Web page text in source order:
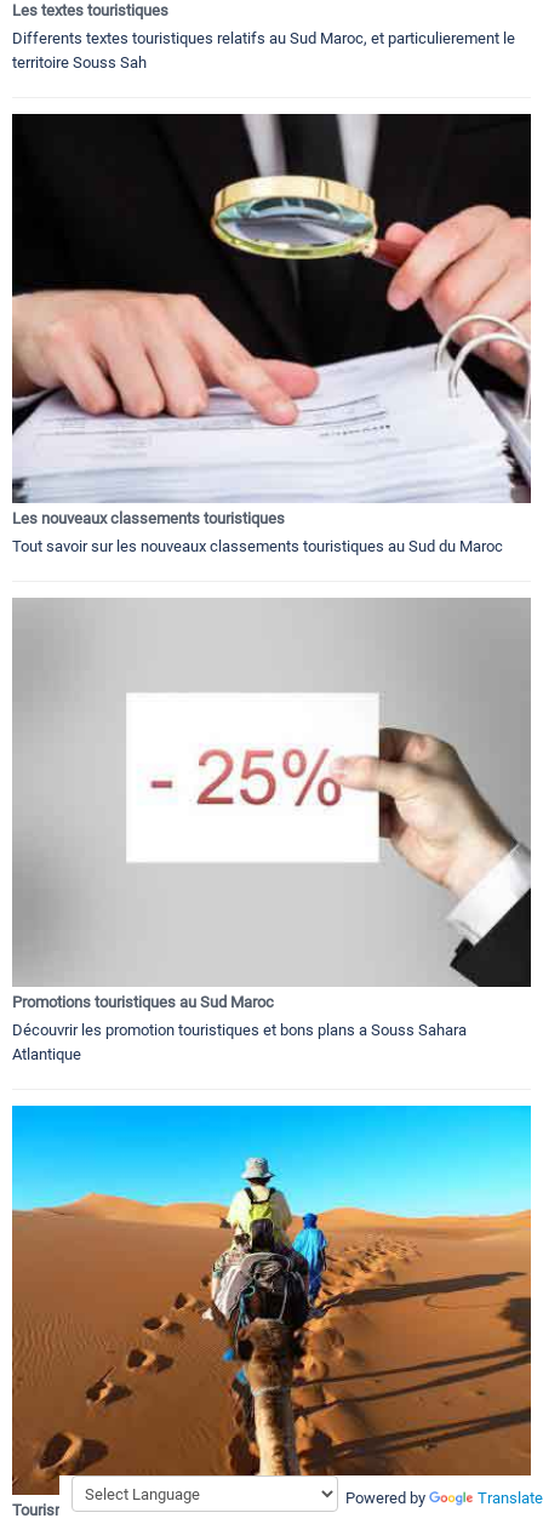
Les textes touristiques
Differents textes touristiques relatifs au Sud Maroc, et particulierement le
territoire Souss Sah
Les nouveaux classements touristiques
Tout savoir sur les nouveaux classements touristiques au Sud du Maroc
Promotions touristiques au Sud Maroc
Découvrir les promotion touristiques et bons plans a Souss Sahara
Atlantique
Tourisme et dérivés
Powered by Translate